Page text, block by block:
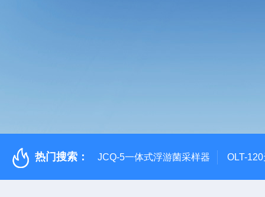
热门搜索： JCQ-5一体式浮游菌采样器 OLT-